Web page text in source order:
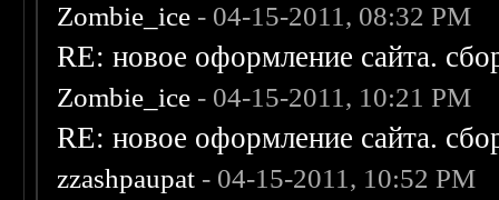
Zombie_ice - 04-15-2011, 08:32 PM
RE: новое оформление сайта.
Zombie_ice - 04-15-2011, 10:21 PM
RE: новое оформление сайта.
zzashpaupat - 04-15-2011, 10:52 PM